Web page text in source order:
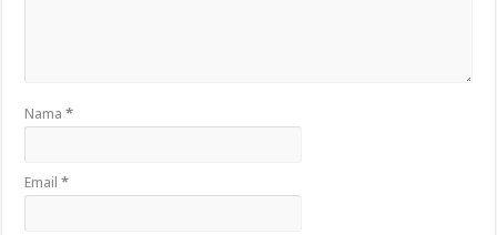
Nama*
Email*